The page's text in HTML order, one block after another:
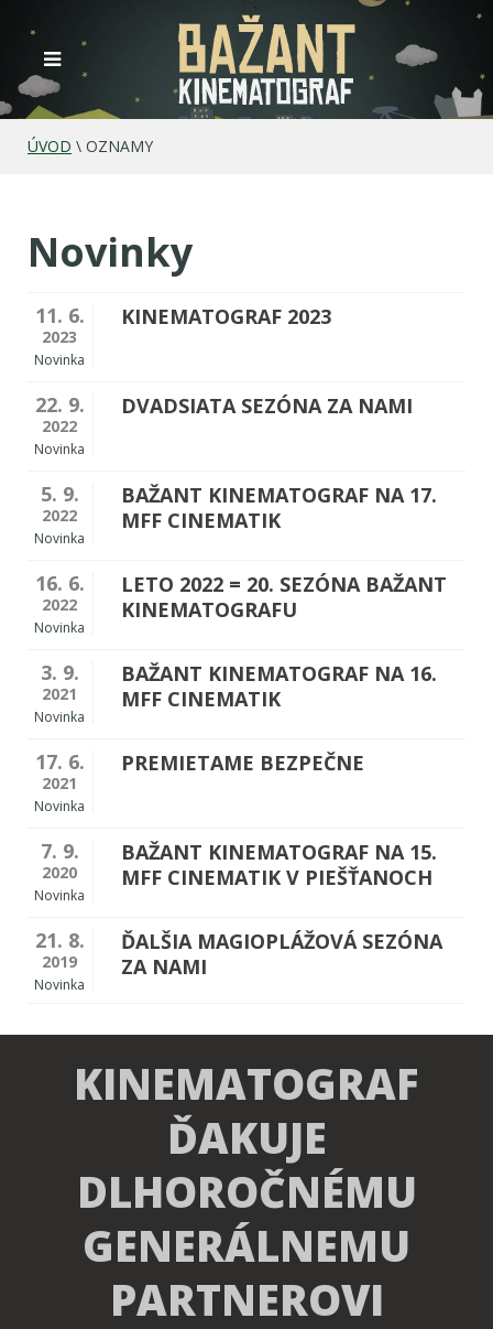
ÚVOD \ OZNAMY
Novinky
11. 6.
2023
Novinka
KINEMATOGRAF 2023
22. 9.
2022
Novinka
DVADSIATA SEZÓNA ZA NAMI
5. 9.
2022
Novinka
BAŽANT KINEMATOGRAF NA 17.
MFF CINEMATIK
16. 6.
2022
Novinka
LETO 2022 = 20. SEZÓNA BAŽANT
KINEMATOGRAFU
3. 9.
2021
Novinka
BAŽANT KINEMATOGRAF NA 16.
MFF CINEMATIK
17. 6.
2021
Novinka
PREMIETAME BEZPEČNE
7. 9.
2020
Novinka
BAŽANT KINEMATOGRAF NA 15.
MFF CINEMATIK V PIEŠŤANOCH
21. 8.
2019
Novinka
ĎALŠIA MAGIOPLÁŽOVÁ SEZÓNA
ZA NAMI
KINEMATOGRAF
ĎAKUJE
DLHOROČNÉMU
GENERÁLNEMU
PARTNEROVI